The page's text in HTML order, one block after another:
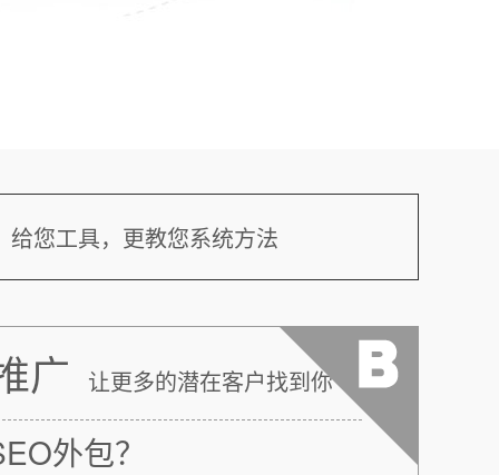
给您工具，更教您系统方法
广 让更多的潜在客户找到你
外包？